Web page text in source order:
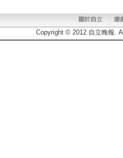
Copyright © 2012 自立晚報.